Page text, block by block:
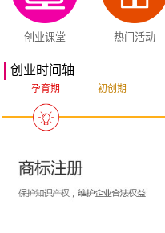
创业课堂 热门活动
创业时间轴
孕育期 初创期